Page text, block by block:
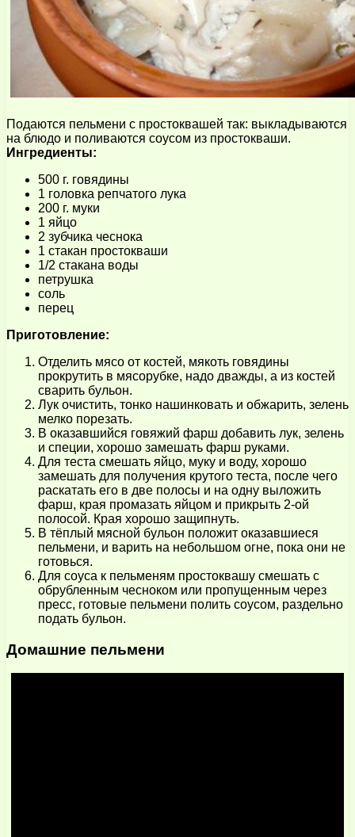
Подаются пельмени с простоквашей так: выкладываются
на блюдо и поливаются соусом из простокваши.
Ингредиенты:
500 г. говядины
1 головка репчатого лука
200 г. муки
1 яйцо
2 зубчика чеснока
1 стакан простокваши
1/2 стакана воды
петрушка
соль
перец
Приготовление:
Отделить мясо от костей, мякоть говядины
прокрутить в мясорубке, надо дважды, а из костей
сварить бульон.
Лук очистить, тонко нашинковать и обжарить, зелень
мелко порезать.
В оказавшийся говяжий фарш добавить лук, зелень
и специи, хорошо замешать фарш руками.
Для теста смешать яйцо, муку и воду, хорошо
замешать для получения крутого теста, после чего
раскатать его в две полосы и на одну выложить
фарш, края промазать яйцом и прикрыть 2-ой
полосой. Края хорошо защипнуть.
В тёплый мясной бульон положит оказавшиеся
пельмени, и варить на небольшом огне, пока они не
готовься.
Для соуса к пельменям простоквашу смешать с
обрубленным чесноком или пропущенным через
пресс, готовые пельмени полить соусом, раздельно
подать бульон.
Домашние пельмени